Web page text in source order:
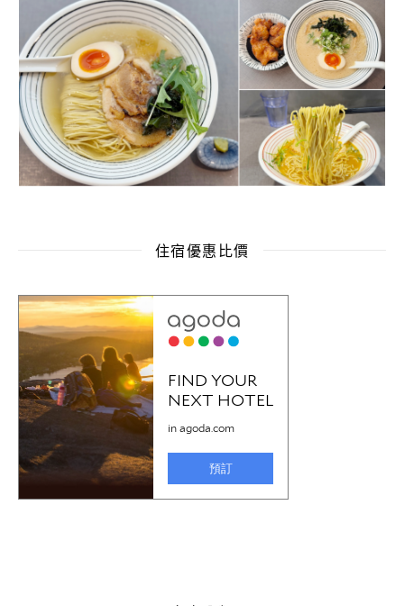
住宿優惠比價